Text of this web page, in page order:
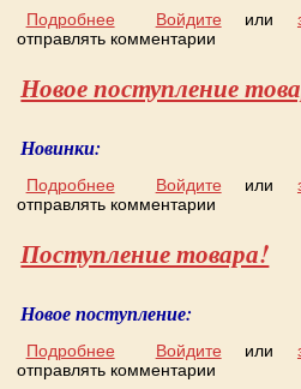
Подробнее о Работа в
Войдите или
отправлять комментарии
Новое поступление
Новинки:
Подробнее о Новое поступление
Войдите или
отправлять комментарии
Поступление товара!
Новое поступление:
Подробнее о Поступление товара!
Войдите или
отправлять комментарии